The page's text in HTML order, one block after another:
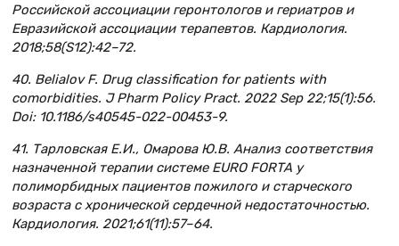
Российской ассоциации геронтологов и гериатров и
Евразийской ассоциации терапевтов. Кардиология.
2018;58(S12):42–72.
40. Belialov F. Drug classification for patients with
comorbidities. J Pharm Policy Pract. 2022 Sep 22;15(1):56.
Doi: 10.1186/s40545-022-00453-9.
41. Тарловская Е.И., Омарова Ю.В. Анализ соответствия
назначенной терапии системе EURO FORTA у
полиморбидных пациентов пожилого и старческого
возраста с хронической сердечной недостаточностью.
Кардиология. 2021;61(11):57–64.